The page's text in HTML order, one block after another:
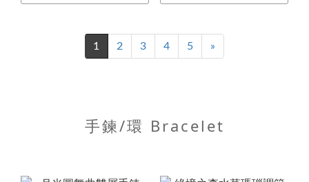
1 2 3 4 5 »
手鍊/環 Bracelet